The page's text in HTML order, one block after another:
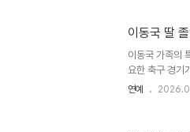
가중치가 적용
맹(AFC) 가맹
이동국 딸
이동국 가족의
요한 축구 경기
최우등 졸업 소
연예